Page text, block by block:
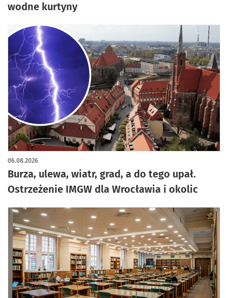
wodne kurtyny
Burza, ulewa, wiatr, grad, a do tego upał.
Ostrzeżenie IMGW dla Wrocławia i okolic
06.08.2026